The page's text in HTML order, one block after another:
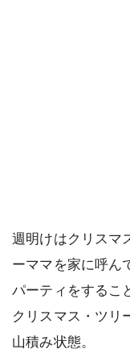
週明けはクリスマ
ーママを家に呼ん
パーティをするこ
クリスマス・ツリ
山積み状態。